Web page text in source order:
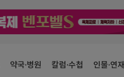
약국·병원 칼럼·수첩 인물·연재